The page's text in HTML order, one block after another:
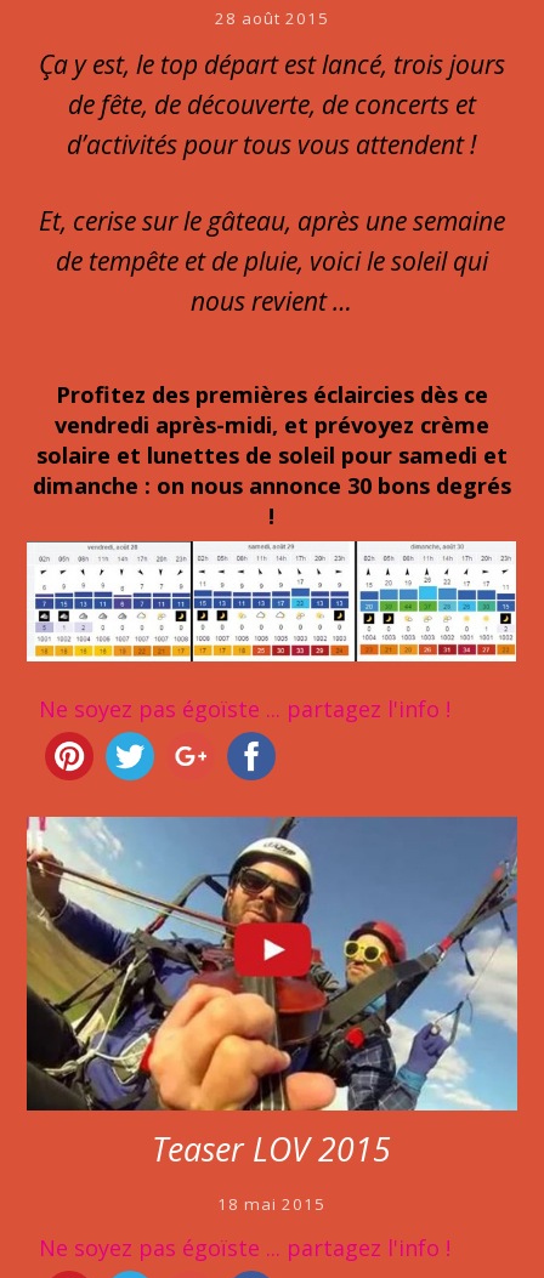
28 août 2015
Ça y est, le top départ est lancé, trois jours
de fête, de découverte, de concerts et
d’activités pour tous vous attendent !
Et, cerise sur le gâteau, après une semaine
de tempête et de pluie, voici le soleil qui
nous revient …
Profitez des premières éclaircies dès ce
vendredi après-midi, et prévoyez crème
solaire et lunettes de soleil pour samedi et
dimanche : on nous annonce 30 bons degrés
!
Ne soyez pas égoïste ... partagez l'info !
Teaser LOV 2015
18 mai 2015
Ne soyez pas égoïste ... partagez l'info !